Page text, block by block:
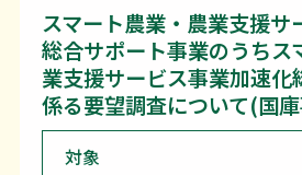
スマート農業・農業支援サ
総合サポート事業のうちス
業支援サービス事業加速化
係る要望調査について(国
対象